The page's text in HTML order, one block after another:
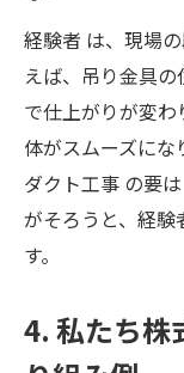
経験者 は、現場
えば、吊り金具
で仕上がりが変
体がスムーズにな
ダクト工事 の要
がそろうと、経験
す。
4. 私たち株